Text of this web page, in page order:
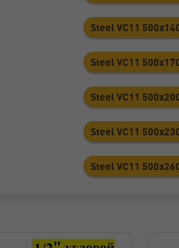
Steel VC11
Steel VC11
Steel VC11
Steel VC11
Steel VC11